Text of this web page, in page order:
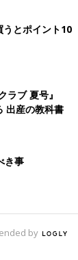
うとポイント10
ラブ 夏号』
出産の教科書
き事
by